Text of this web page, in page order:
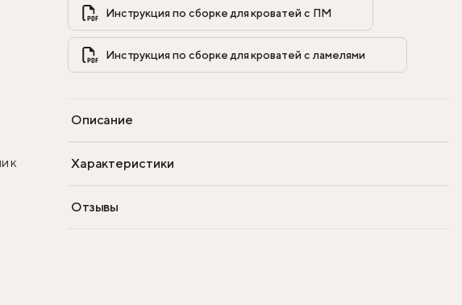
к
Инструкция по сборке для кроватей с ПМ
Инструкция по сборке для кроватей с ламелями
Описание
Характеристики
Отзывы